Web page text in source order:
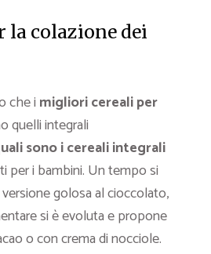
la colazione dei
che i migliori cereali per
quelli integrali
sono i cereali integrali
per i bambini. Un tempo si
golosa al cioccolato,
si è evoluta e propone
o con crema di nocciole.